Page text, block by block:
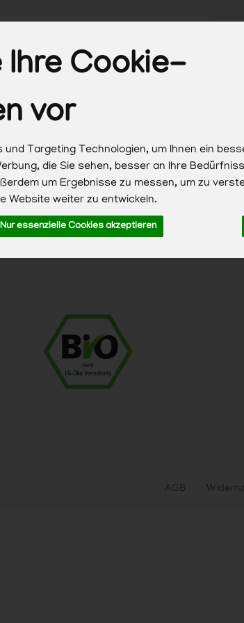
Ihre Cookie-
vor
und Targeting Technologien, um Ihnen ein
die Sie sehen, besser an Ihre
um Ergebnisse zu messen, um zu
Website weiter zu entwickeln.
Nur essenzielle Cookies akzeptieren
Pfand und optionaler Servicegebühren.
AGB